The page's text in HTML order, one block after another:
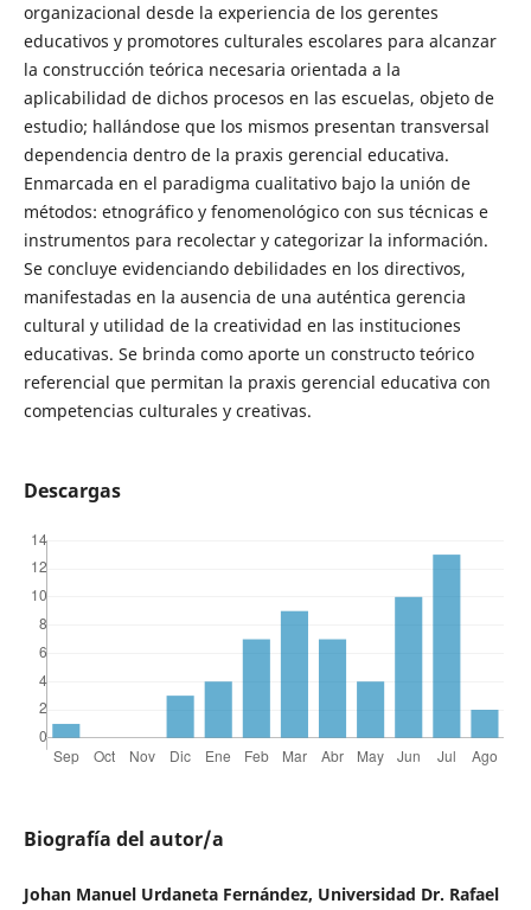
organizacional desde la experiencia de los gerentes
educativos y promotores culturales escolares para alcanzar
la construcción teórica necesaria orientada a la
aplicabilidad de dichos procesos en las escuelas, objeto de
estudio; hallándose que los mismos presentan transversal
dependencia dentro de la praxis gerencial educativa.
Enmarcada en el paradigma cualitativo bajo la unión de
métodos: etnográfico y fenomenológico con sus técnicas e
instrumentos para recolectar y categorizar la información.
Se concluye evidenciando debilidades en los directivos,
manifestadas en la ausencia de una auténtica gerencia
cultural y utilidad de la creatividad en las instituciones
educativas. Se brinda como aporte un constructo teórico
referencial que permitan la praxis gerencial educativa con
competencias culturales y creativas.
Descargas
Biografía del autor/a
Johan Manuel Urdaneta Fernández, Universidad Dr. Rafael